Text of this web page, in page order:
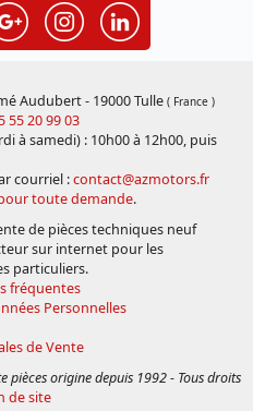
Audubert - 19000 Tulle ( France )
55 20 99 03
à samedi) : 10h00 à 12h00, puis
courriel :contact@azmotors.fr
toute demande.
de pièces techniques neuf
sur internet pour les
particuliers.
fréquentes
Personnelles
de Vente
pièces origine depuis 1992 - Tous droits
de site